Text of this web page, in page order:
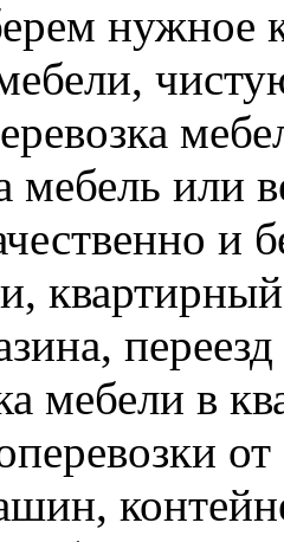
нужное
мебель или
и
мебели в